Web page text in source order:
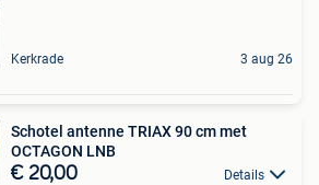
Kerkrade 3 aug 26
Schotel antenne TRIAX 90 cm met
OCTAGON LNB
€ 20,00 Details